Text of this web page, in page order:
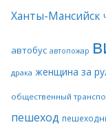
Ханты-Мансийск
автобус автопожар
драка женщина за
общественный
пешеход